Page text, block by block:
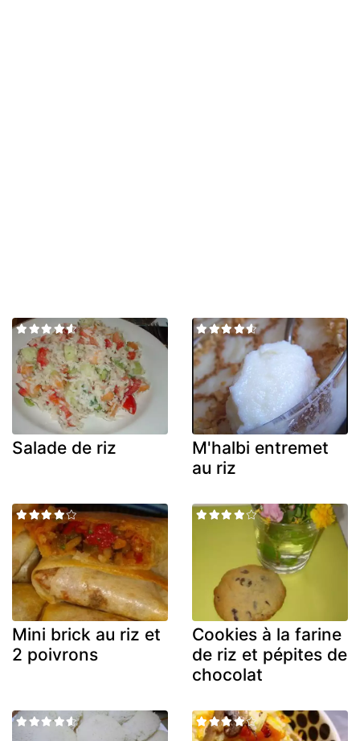
Salade de riz
M'halbi entremet
au riz
Mini brick au riz et
2 poivrons
Cookies à la farine
de riz et pépites de
chocolat